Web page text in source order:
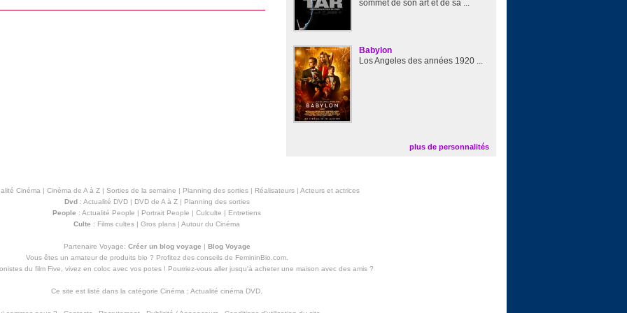
sommet de son art et de sa ...
Babylon
Los Angeles des années 1920 ...
plus de personnalités
Cinéma | Cinéma de A à Z| Sorties de la semaine | Planning des sorties| Réalisateurs| Acteurs et actrices
Dvd: Actualité DVD| DVD de A à Z| Planning des sorties
People : Actualité People | Portrait People | Culculte | Entretiens
Culte : Films cultes | Gros plans | Autour du Cinéma
Partenaire Voyage: Créer un blog voyage | Blog Voyage
Vous êtes un amateur de produits bio ? Profitez des conseils de FemininBio.com.
du film Five, vivez en coloc avec vos potes ! Pourriez-vous aller jusqu'à acheter une maison avec des amis?
Ce site est listé dans la catégorie Cinéma : Actualité cinéma DVD